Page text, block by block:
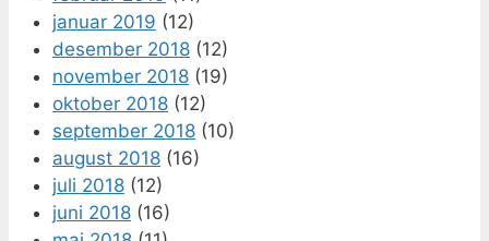
januar 2019 (12)
desember 2018 (12)
november 2018 (19)
oktober 2018 (12)
september 2018 (10)
august 2018 (16)
juli 2018 (12)
juni 2018 (16)